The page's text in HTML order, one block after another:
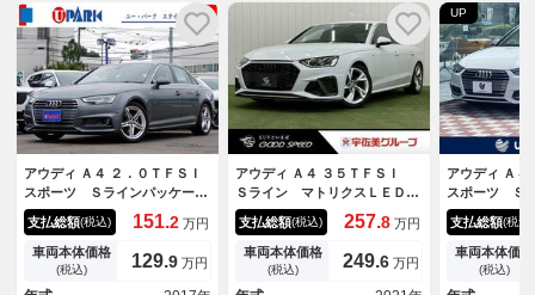
アウディ Ａ４ ２．０ＴＦＳＩ
スポーツ Ｓラインパッケージ
／アシスタンスｐｋｇ／バーチ
ャルＣＰ／ＡＣＣ／ＢＳＭ／Ｌ
ＫＡ／渋滞アシスト／Ａｕｄｉ
プレセンス／ＭＭＩナビ／全周
囲カメラ／ＤＴＶ／ＣａｒＰｌ
支払総額(税込) 151.2 万円
車両本体価格
(税込) 129.9 万円
アウディ Ａ４ ３５ＴＦＳＩ
Ｓライン マトリクスＬＥＤヘ
ッドライトＰＫＧ／全周囲カメ
ラ／フロントスポイラー／トラ
ンクスポイラー／車高調／フル
セグＴＶ／シートヒーター／ワ
イヤレス充電／パーキングアシ
支払総額(税込) 257.8 万円
車両本体価格
(税込) 249.6 万円
UP
アウディ Ａ４
スポーツ Ｓ
トリクスＬＥ
ＫＧ 純正ナ
ラ レーダー
ール ブライ
ター シート
支払総額(税込)
車両本体価格
(税込)